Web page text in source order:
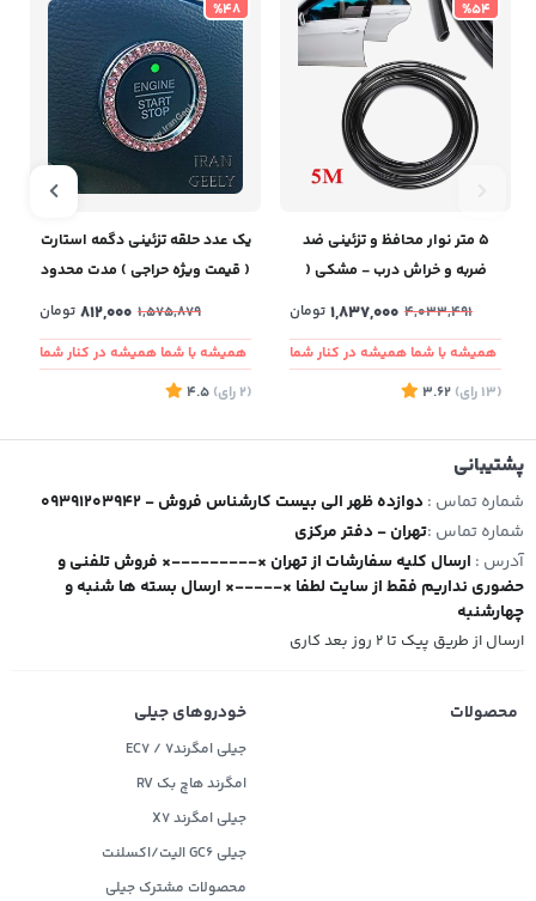
%54
۵ متر نوار محافظ و تزئینی ضد
ضربه و خراش درب - مشکی (
4,033,491
1,837,000 تومان
همیشه با شما همیشه در کنار شما
(13
رای)
3.62
%48
یک عدد حلقه تزئینی دگمه استارت
( قیمت ویژه حراجی ) مدت محدود
1,575,879
812,000 تومان
همیشه با شما همیشه در کنار شما
(2 رای)
4.5
پشتیبانی
شماره تماس : 09391203942 - دوازده ظهر الی بیست کارشناس فروش
شماره تماس :تهران - دفتر مرکزی
آدرس : ارسال کلیه سفارشات از تهران ×---------× فروش تلفنی و
حضوری نداریم فقط از سایت لطفا ×-----× ارسال بسته ها شنبه و
چهارشنبه
ارسال از طریق پیک تا ۲ روز بعد کاری
محصولات خودروهای جیلی
جیلی امگرند۷ / EC7
امگرند هاچ بک RV
جیلی امگرند X7
جیلی GC6 الیت/اکسلنت
محصولات مشترک جیلی